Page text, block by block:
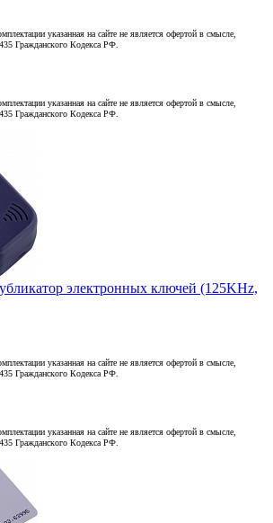
указанная на сайте не является офертой в смысле,
Гражданского Кодекса РФ.
указанная на сайте не является офертой в смысле,
Гражданского Кодекса РФ.
электронных ключей (125KHz,
указанная на сайте не является офертой в смысле,
Гражданского Кодекса РФ.
указанная на сайте не является офертой в смысле,
Гражданского Кодекса РФ.